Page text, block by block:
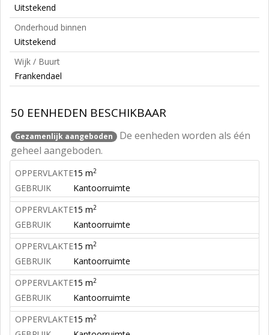
Uitstekend
Onderhoud binnen
Uitstekend
Wijk / Buurt
Frankendael
50 EENHEDEN BESCHIKBAAR
Gezamenlijk aangeboden
De eenheden worden als één
geheel aangeboden.
OPPERVLAKTE15 m2
GEBRUIK
Kantoorruimte
OPPERVLAKTE15 m2
GEBRUIK
Kantoorruimte
OPPERVLAKTE15 m2
GEBRUIK
Kantoorruimte
OPPERVLAKTE15 m2
GEBRUIK
Kantoorruimte
OPPERVLAKTE15 m2